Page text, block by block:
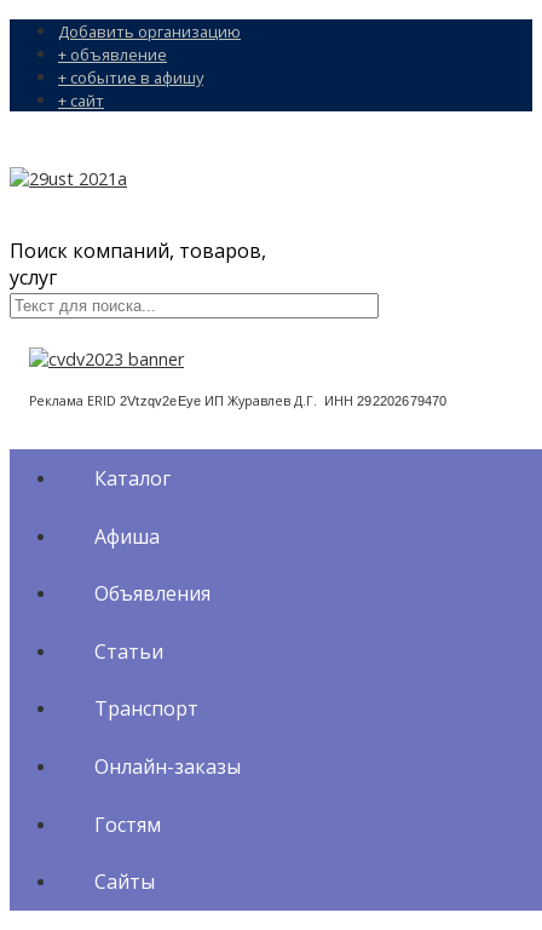
Добавить организацию
+ объявление
+ событие в афишу
+ сайт
Поиск компаний, товаров,
услуг
Реклама ERID 2Vtzqv2eEye ИП Журавлев Д.Г. ИНН292202679470
Каталог
Афиша
Объявления
Статьи
Транспорт
Онлайн-заказы
Гостям
Сайты